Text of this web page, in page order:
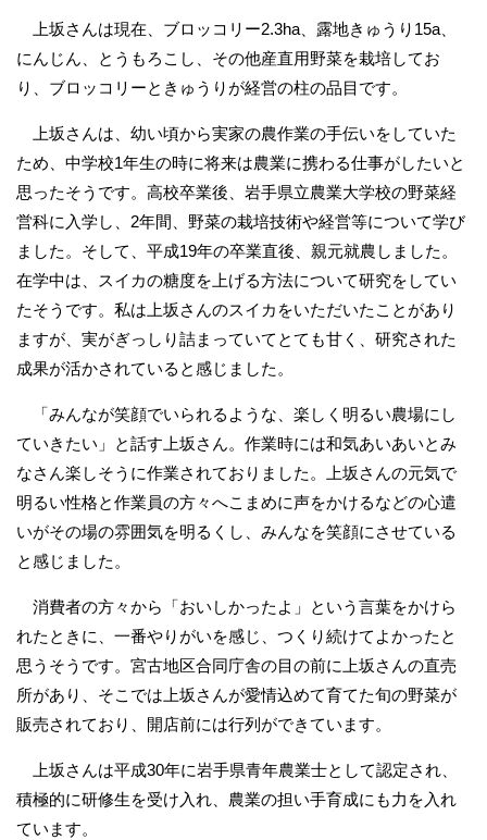
上坂さんは現在、ブロッコリー2.3ha、露地きゅうり15a、
にんじん、とうもろこし、その他産直用野菜を栽培してお
り、ブロッコリーときゅうりが経営の柱の品目です。
上坂さんは、幼い頃から実家の農作業の手伝いをしていた
ため、中学校1年生の時に将来は農業に携わる仕事がしたいと
思ったそうです。高校卒業後、岩手県立農業大学校の野菜経
営科に入学し、2年間、野菜の栽培技術や経営等について学び
ました。そして、平成19年の卒業直後、親元就農しました。
在学中は、スイカの糖度を上げる方法について研究をしてい
たそうです。私は上坂さんのスイカをいただいたことがあり
ますが、実がぎっしり詰まっていてとても甘く、研究された
成果が活かされていると感じました。
「みんなが笑顔でいられるような、楽しく明るい農場にし
ていきたい」と話す上坂さん。作業時には和気あいあいとみ
なさん楽しそうに作業されておりました。上坂さんの元気で
明るい性格と作業員の方々へこまめに声をかけるなどの心遣
いがその場の雰囲気を明るくし、みんなを笑顔にさせている
と感じました。
消費者の方々から「おいしかったよ」という言葉をかけら
れたときに、一番やりがいを感じ、つくり続けてよかったと
思うそうです。宮古地区合同庁舎の目の前に上坂さんの直売
所があり、そこでは上坂さんが愛情込めて育てた旬の野菜が
販売されており、開店前には行列ができています。
上坂さんは平成30年に岩手県青年農業士として認定され、
積極的に研修生を受け入れ、農業の担い手育成にも力を入れ
ています。